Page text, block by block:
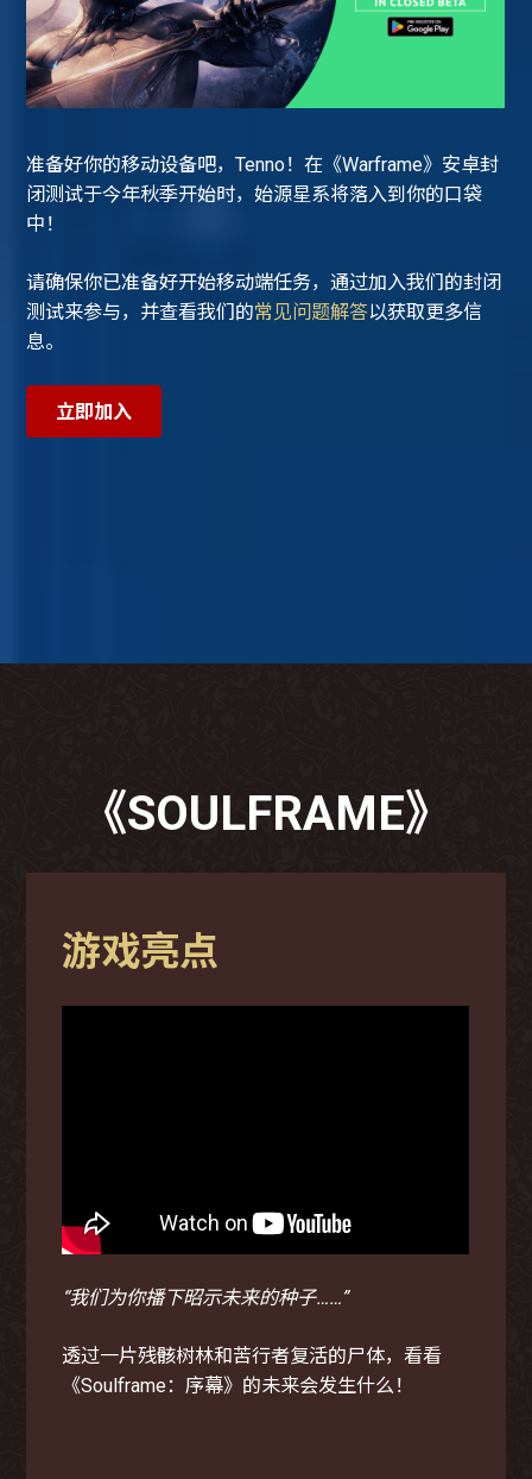
准备好你的移动设备吧，Tenno！在《Warframe》安卓封
闭测试于今年秋季开始时，始源星系将落入到你的口袋
中！
请确保你已准备好开始移动端任务，通过加入我们的封闭
测试来参与，并查看我们的常见问题解答以获取更多信
息。
立即加入
《SOULFRAME》
游戏亮点
“我们为你播下昭示未来的种子……”
透过一片残骸树林和苦行者复活的尸体，看看
《Soulframe：序幕》的未来会发生什么！